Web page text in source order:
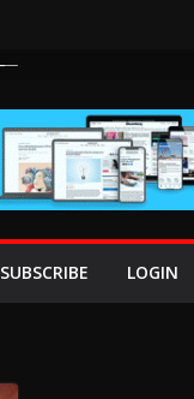
SUBSCRIBE LOGIN